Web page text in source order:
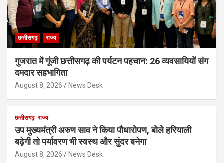
छत्तीसगढ़ राज्य
गुजरात में गूंजी छत्तीसगढ़ की पर्यटन पहचान: 26 व्यवसायियों संग
दमदार सहभागिता
August 8, 2026 News Desk
छत्तीसगढ़ राज्य
उप मुख्यमंत्री अरुण साव ने किया पौधारोपण, बोले हरियाली
बढ़ेगी तो पर्यावरण भी स्वस्थ और सुंदर बनेगा
August 8, 2026 News Desk